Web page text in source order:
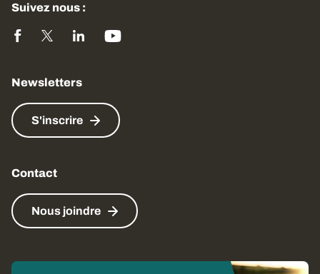
Suivez nous :
Newsletters
S'inscrire
Contact
Nous joindre